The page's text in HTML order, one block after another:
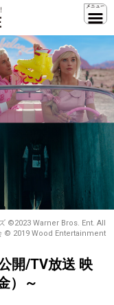
©2023 Warner Bros. Ent. All
© 2019 Wood Entertainment
開/TV放送 映
）～